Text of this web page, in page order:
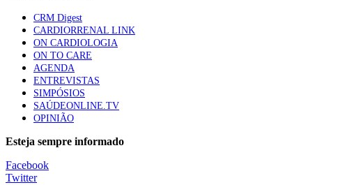
Trodelvy aprovado para primeira linha no cancro da mama triplo
61 visualizações
MAIS NOTÍCIAS
Quase 11.900 jovens recorreram aos cheques psicólogo e nutricionista no
CRM Digest
CARDIORRENAL LINK
ON CARDIOLOGIA
ON TO CARE
AGENDA
ENTREVISTAS
SIMPÓSIOS
SAÚDEONLINE.TV
OPINIÃO
Esteja sempre informado
Facebook
Twitter